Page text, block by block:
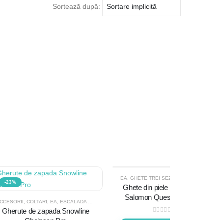
Sortează după:
-23%
COLTARI EA ESCALADA SI ALPINISM GHERUTE DE ALERGARE
Gherute de zapada Snowline
EA ,GHETE TREI SEZOANE
Ghete din piele pentru drumetie
Salomon Quest 4 GTX Femei
0out of 5